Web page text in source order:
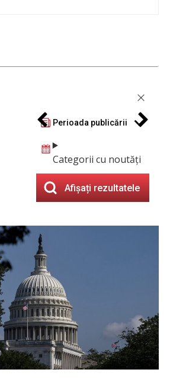
Perioada publicării
Categorii cu noutăți
Afișați rezultatele